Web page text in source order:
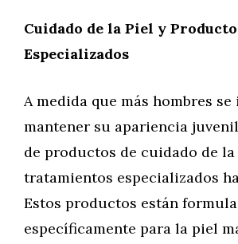
Cuidado de la Piel y
Especializados
A medida que más hombres
mantener su apariencia
de productos de cuidado de
tratamientos especializados
Estos productos están
específicamente para la piel